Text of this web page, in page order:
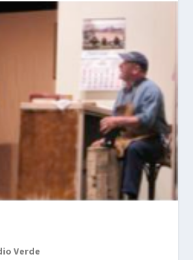
Verde